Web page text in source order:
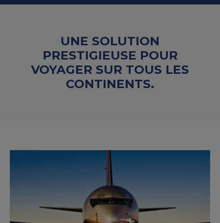
UNE SOLUTION
PRESTIGIEUSE POUR
VOYAGER SUR TOUS LES
CONTINENTS.